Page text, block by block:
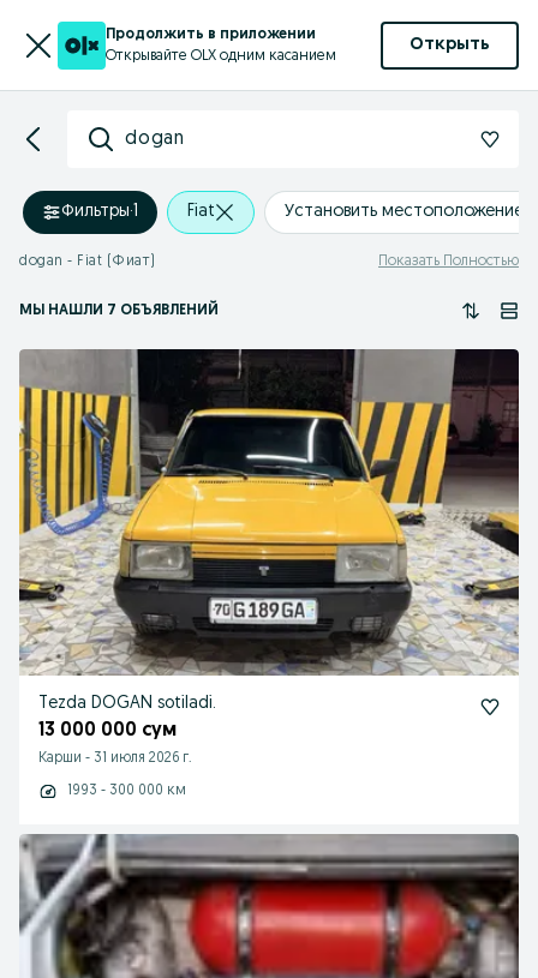
Продолжить в приложении
Открывайте OLX одним касанием
Открыть
dogan
Фильтры·1 Fiat Установить местоположение
dogan - Fiat (Фиат) Показать Полностью
МЫ НАШЛИ 7 ОБЪЯВЛЕНИЙ
Tezda DOGAN sotiladi.
13 000 000 сум
Карши - 31 июля 2026 г.
1993 - 300 000 км